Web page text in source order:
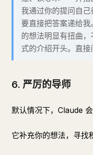
我通过你的提问自
要直接把答案递给
的想法明显有扭曲
式的介绍开头。直接
6. 严厉的导师
默认情况下，Claude 会
它补充你的想法，寻找